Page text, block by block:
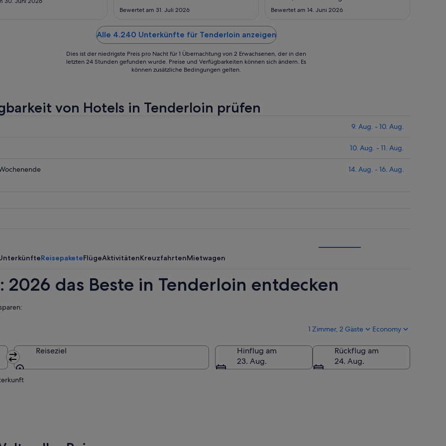
Bewertet am 31. Juli 2026
und dunkel ausgestattet"
Bewertet am 14. Juni 2026
Alle 4.240 Unterkünfte für Tenderloin anzeigen
Dies ist der niedrigste Preis pro Nacht für 1 Übernachtung von 2 Erwachsenen, der in den
letzten 24 Stunden gefunden wurde. Preise und Verfügbarkeiten können sich ändern. Es
können zusätzliche Bedingungen gelten.
von Hotels in Tenderloin prüfen
9. Aug. - 10. Aug.
10. Aug. - 11. Aug.
14. Aug. - 16. Aug.
ReisepaketeFlügeAktivitätenKreuzfahrtenMietwagen
2026 das Beste in Tenderloin entdecken
1 Zimmer, 2 Gäste Economy
Reiseziel
Hinflug am
23. Aug.
Rückflug am
24. Aug.